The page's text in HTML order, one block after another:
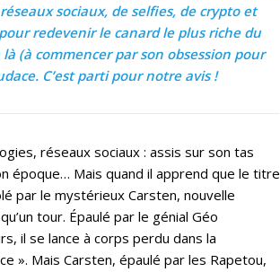
sociaux, de selfies, de crypto et
redevenir le canard le plus riche du
(à commencer par son obsession pour
C’est parti pour notre avis !
réseaux sociaux : assis sur son tas
époque… Mais quand il apprend que le titre
par le mystérieux Carsten, nouvelle
tour. Épaulé par le génial Géo
il se lance à corps perdu dans la
». Mais Carsten, épaulé par les Rapetou,